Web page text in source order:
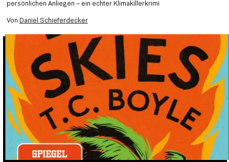
persönlichen Anliegen – ein echter Klimakillerkrimi
Von Daniel Schieferdecker